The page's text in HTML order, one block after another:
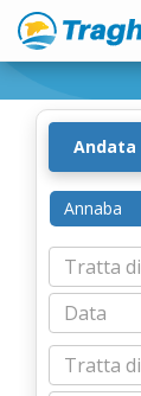
Andata
Annaba